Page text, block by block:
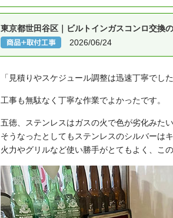
東京都世田谷区｜ビルトインガスコンロ交換
2026/06/24
「見積りやスケジュール調整は迅速丁寧でした
工事も無駄なく丁寧な作業でよかったです。
五徳、ステンレスはガスの火で色が劣化みた
そうなったとしてもステンレスのシルバーはキ
火力やグリルなど使い勝手がとてもよく、こ